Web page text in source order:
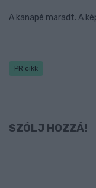
A kanapé maradt. A
PR cikk
SZÓLJ HOZZÁ!